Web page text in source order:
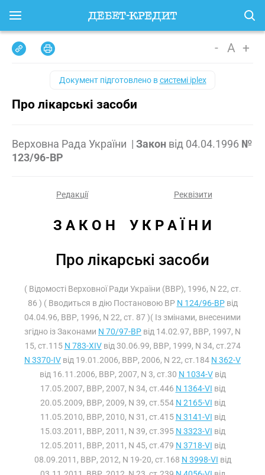
- A +
Документ підготовлено всистемі iplex
Про лікарські засоби
Верховна Рада України | Закон від 04.04.1996 №
123/96-ВР
Редакції Реквізити
З А К О Н    У К Р А Ї Н И
Про лікарські засоби
( Відомості Верховної Ради України (ВВР), 1996, N 22, ст.
86 ) ( Вводиться в дію Постановою ВР N 124/96-ВРвід
04.04.96, ВВР, 1996, N 22, ст. 87 )( Із змінами, внесеними
згідно із Законами N 70/97-ВР від 14.02.97, ВВР, 1997, N
15, ст.115 N 783-XIVвід 30.06.99, ВВР, 1999, N 34, ст.274
N 3370-IV від 19.01.2006, ВВР, 2006, N 22, ст.184 N 362-V
від 16.11.2006, ВВР, 2007, N 3, ст.30 N 1034-Vвід
17.05.2007, ВВР, 2007, N 34, ст.446 N 1364-VI від
20.05.2009, ВВР, 2009, N 39, ст.554 N 2165-VI від
11.05.2010, ВВР, 2010, N 31, ст.415 N 3141-VI від
15.03.2011, ВВР, 2011, N 39, ст.395 N 3323-VI від
12.05.2011, ВВР, 2011, N 45, ст.479 N 3718-VI від
08.09.2011, ВВР, 2012, N 19-20, ст.168 N 3998-VI від